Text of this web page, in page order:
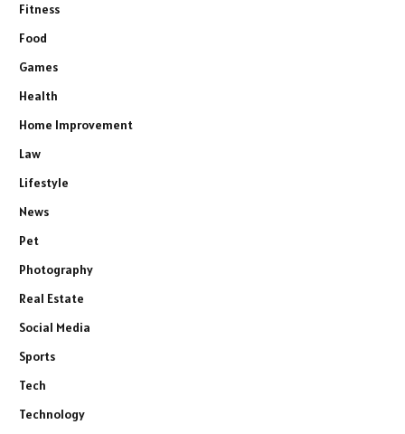
Fitness
Food
Games
Health
Home Improvement
Law
Lifestyle
News
Pet
Photography
Real Estate
Social Media
Sports
Tech
Technology